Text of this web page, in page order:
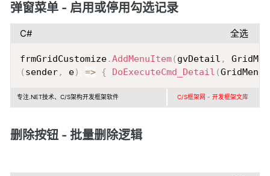
弹窗菜单 - 启用或停用勾选记录
C# 全选
frmGridCustomize.AddMenuItem( gvDetail ,
( sender, e) => { DoExecuteCmd_Detail (
专注.NET技术、C/S架构开发框架软件 C/S框架网 - 开发框架文库
删除按钮 - 批量删除逻辑